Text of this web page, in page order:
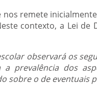
nos remete
contexto, a Lei de
observará os
a prevalência dos
sobre o de eventuais